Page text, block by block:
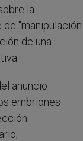
la
"manipulación
de una
anuncio
embriones